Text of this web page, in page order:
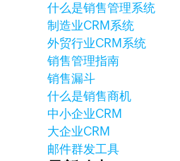
什么是销售管理系统
制造业CRM系统
外贸行业CRM系统
销售管理指南
销售漏斗
什么是销售商机
中小企业CRM
大企业CRM
邮件群发工具